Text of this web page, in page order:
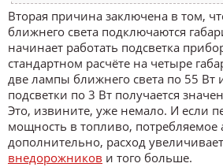
Вторая причина заключена в том,
ближнего света подключаются
начинает работать подсветка
стандартном расчёте на четыре
две лампы ближнего света по 55 Вт
подсветки по 3 Вт получается
Это, извините, уже немало. И если
мощность в топливо, потребляемое
дополнительно, расход
внедорожников и того больше.